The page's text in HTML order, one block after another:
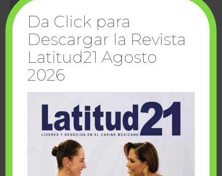
Cuando la solidaridad inspira; cumplen
sueños Fairmont Mayakoba y Make-A-Wish
Da Click para
Descargar la Revista
Latitud21 Agosto
2026